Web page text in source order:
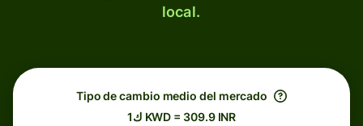
local.
Tipo de cambio medio del mercado
ك1 KWD = 309.9 INR